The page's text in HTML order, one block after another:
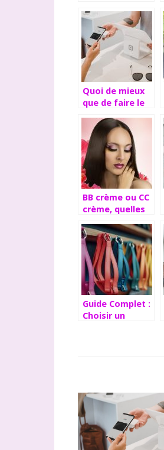
des bijoux
ethniques avec
le sac à main
Quoi de mieux
que de faire le
BB crème ou CC
crème, quelles
Guide Complet :
Choisir un